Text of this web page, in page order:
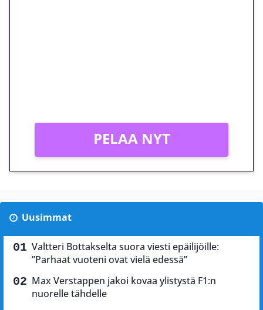
PELAA NYT
Uusimmat
Valtteri Bottakselta suora viesti epäilijöille:
”Parhaat vuoteni ovat vielä edessä”
Max Verstappen jakoi kovaa ylistystä F1:n
nuorelle tähdelle